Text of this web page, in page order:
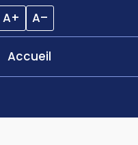
A+ A–
Accueil